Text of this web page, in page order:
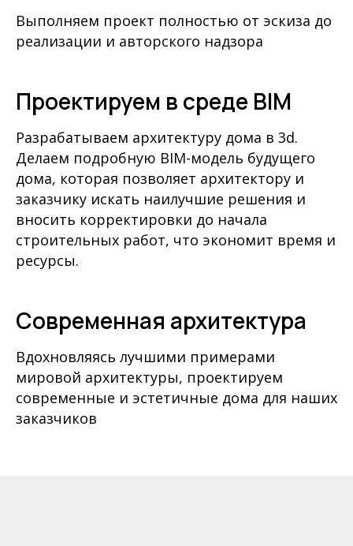
Выполняем проект полностью от эскиза до
реализации и авторского надзора
Проектируем в среде BIM
Разрабатываем архитектуру дома в 3d.
Делаем подробную BIM-модель будущего
дома, которая позволяет архитектору и
заказчику искать наилучшие решения и
вносить корректировки до начала
строительных работ, что экономит время и
ресурсы.
Современная архитектура
Вдохновляясь лучшими примерами
мировой архитектуры, проектируем
современные и эстетичные дома для наших
заказчиков